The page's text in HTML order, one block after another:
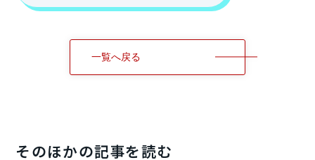
一覧へ戻る
そのほかの記事を読む